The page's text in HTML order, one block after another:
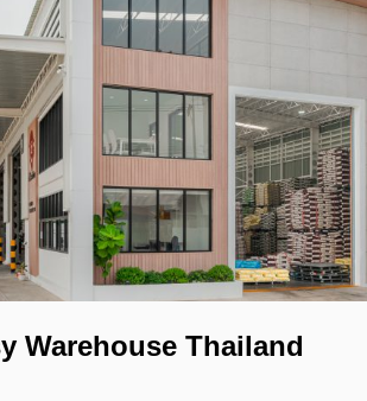
Warehouse Thailand